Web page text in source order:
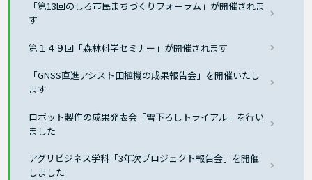
「第13回のしろ市民まちづくりフォーラム」が開催されま
す
第１４９回「森林科学セミナー」が開催されます
「GNSS直進アシスト田植機の成果報告会」を開催いたし
ます
ロボット製作の成果発表会「雪下ろしトライアル」を行い
ました
アグリビジネス学科「3年次プロジェクト報告会」を開催
しました